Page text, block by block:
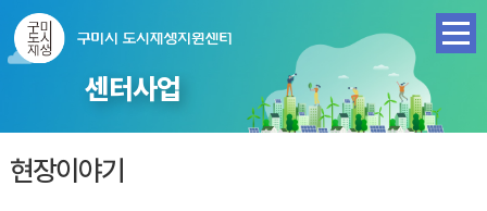
센터사업
현장이야기